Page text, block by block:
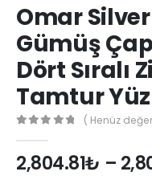
Omar
Gümüş
Dört Sıralı
Tamtur
( Henüz
2,804.81₺ –